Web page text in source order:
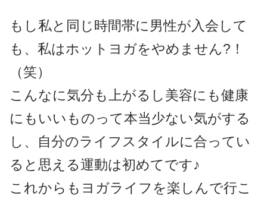
もし私と同じ時間帯に男性が入会して
も、私はホットヨガをやめません?！
（笑）
こんなに気分も上がるし美容にも健康
にもいいものって本当少ない気がする
し、自分のライフスタイルに合ってい
ると思える運動は初めてです♪
これからもヨガライフを楽しんで行こ